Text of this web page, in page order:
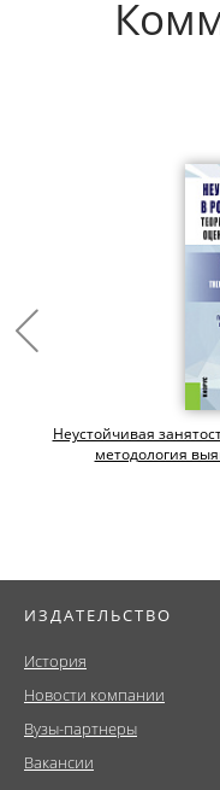
Неустойчивая
методология
ИЗДАТЕЛЬСТВО
История
Новости компании
Вузы-партнеры
Вакансии